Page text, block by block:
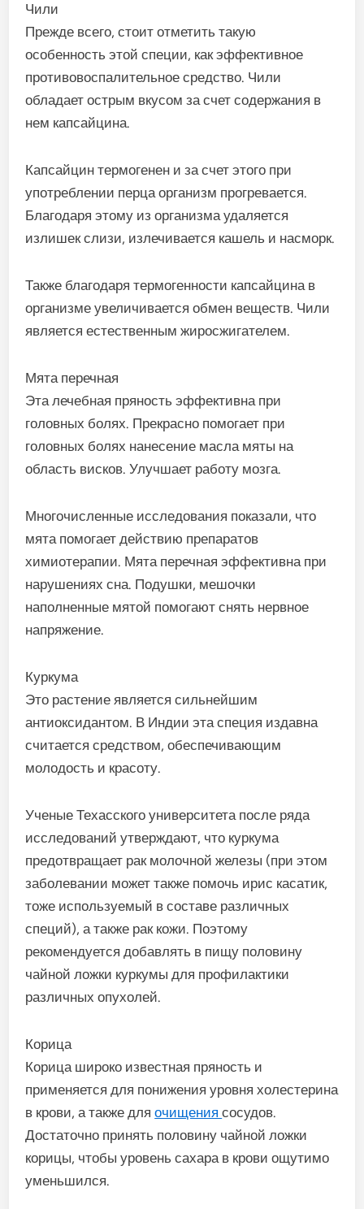
Чили
Прежде всего, стоит отметить такую
особенность этой специи, как эффективное
противовоспалительное средство. Чили
обладает острым вкусом за счет содержания в
нем капсайцина.
Капсайцин термогенен и за счет этого при
употреблении перца организм прогревается.
Благодаря этому из организма удаляется
излишек слизи, излечивается кашель и насморк.
Также благодаря термогенности капсайцина в
организме увеличивается обмен веществ. Чили
является естественным жиросжигателем.
Мята перечная
Эта лечебная пряность эффективна при
головных болях. Прекрасно помогает при
головных болях нанесение масла мяты на
область висков. Улучшает работу мозга.
Многочисленные исследования показали, что
мята помогает действию препаратов
химиотерапии. Мята перечная эффективна при
нарушениях сна. Подушки, мешочки
наполненные мятой помогают снять нервное
напряжение.
Куркума
Это растение является сильнейшим
антиоксидантом. В Индии эта специя издавна
считается средством, обеспечивающим
молодость и красоту.
Ученые Техасского университета после ряда
исследований утверждают, что куркума
предотвращает рак молочной железы (при этом
заболевании может также помочь ирис касатик,
тоже используемый в составе различных
специй), а также рак кожи. Поэтому
рекомендуется добавлять в пищу половину
чайной ложки куркумы для профилактики
различных опухолей.
Корица
Корица широко известная пряность и
применяется для понижения уровня холестерина
в крови, а также дляочищениясосудов.
Достаточно принять половину чайной ложки
корицы, чтобы уровень сахара в крови ощутимо
уменьшился.